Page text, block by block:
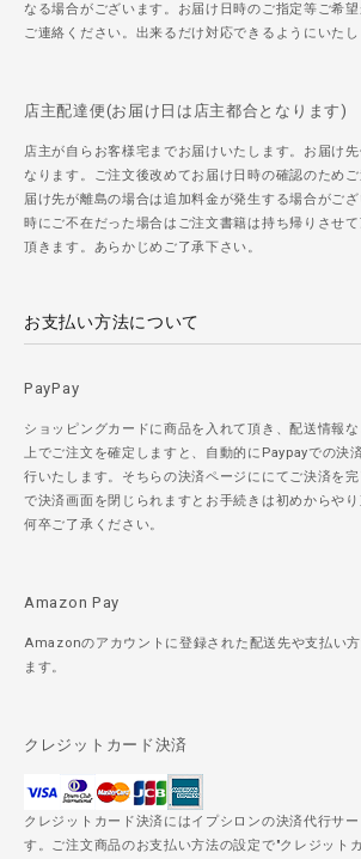
なる場合がございます。お届け日時のご指定等ご希
ご連絡ください。出来るだけ対応できるようにいたし
店主配達便(お届け日は店主都合となります)
店主が自らお客様宅までお届けいたします。お届け
なります。ご注文後改めてお届け日時の確認のため
届け先が離島の場合は追加料金が発生する場合がご
時にご不在だった場合はご注文書籍は持ち帰りさせ
頂きます。あらかじめご了承下さい。
お支払い方法について
PayPay
ショッピングカードに商品を入れて頂き、配送情報
上でご注文を確定しますと、自動的にPaypayでの決
行いたします。そちらの決済ページににてご決済を
で決済画面を閉じられますとお手続きは初めからやり
何卒ご了承ください。
Amazon Pay
Amazonのアカウントに登録された配送先や支払い
ます。
クレジットカード決済
クレジットカード決済にはイプシロンの決済代行サ
す。ご注文商品のお支払い方法の設定で"クレジット